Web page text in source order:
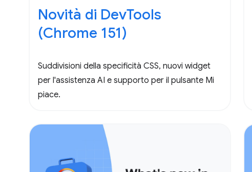
Novità di DevTools
(Chrome 151)
Suddivisioni della specificità CSS, nuovi widget
per l'assistenza AI e supporto per il pulsante Mi
piace.